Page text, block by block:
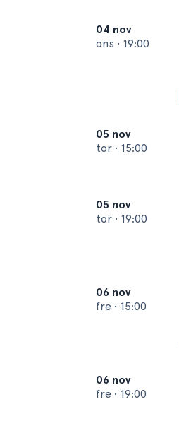
04 nov
ons • 19:00
05 nov
tor • 15:00
05 nov
tor • 19:00
06 nov
fre • 15:00
06 nov
fre • 19:00